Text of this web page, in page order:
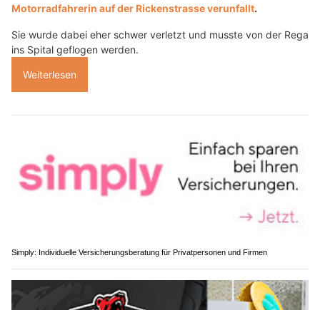
Motorradfahrerin auf der Rickenstrasse verunfallt.
Sie wurde dabei eher schwer verletzt und musste von der Rega
ins Spital geflogen werden.
Weiterlesen
Simply: Individuelle Versicherungsberatung für Privatpersonen und Firmen